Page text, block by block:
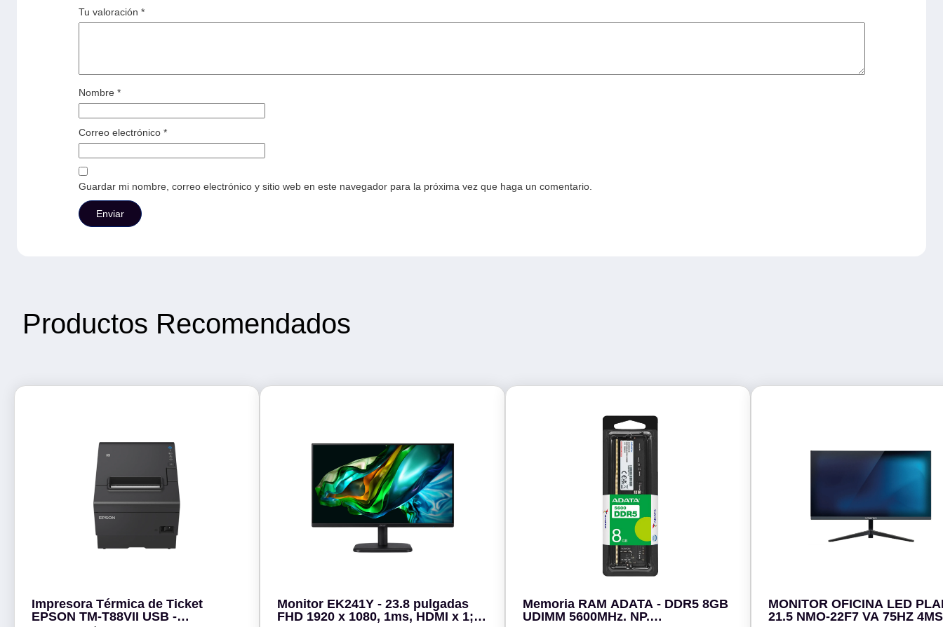
Tu valoración *
Nombre *
Correo electrónico *
Guardar mi nombre, correo electrónico y sitio web en este navegador para la próxima vez que haga un comentario.
Productos Recomendados
Impresora Térmica de Ticket
EPSON TM-T88VII USB -
Monitor EK241Y - 23.8 pulgadas
FHD 1920 x 1080, 1ms, HDMI x 1;
Memoria RAM ADATA - DDR5 8GB
UDIMM 5600MHz. NP.
MONITOR OFICINA LED
21.5 NMO-22F7 VA 75HZ